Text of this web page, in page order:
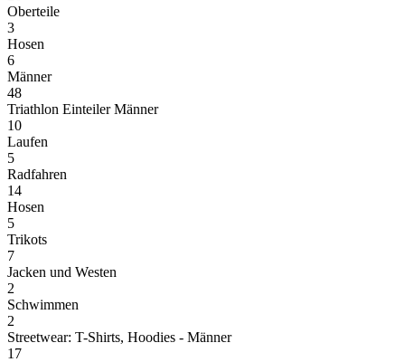
Oberteile
3
Hosen
6
Männer
48
Triathlon Einteiler Männer
10
Laufen
5
Radfahren
14
Hosen
5
Trikots
7
Jacken und Westen
2
Schwimmen
2
Streetwear: T-Shirts, Hoodies - Männer
17